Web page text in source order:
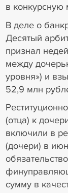
в конкурсную
В деле о
Десятый
признал
между
уровня») и
52,9 млн
(отца) к
включили в
(дочери) в
сумму в